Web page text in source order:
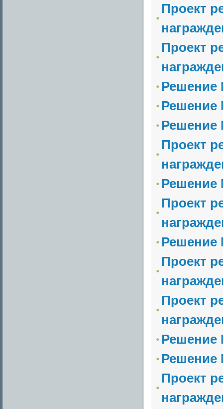
Проект
Проект
Решение
Решение
Решение
Проект
Решение
Проект
Решение
Проект
Проект
Решение
Решение
Проект